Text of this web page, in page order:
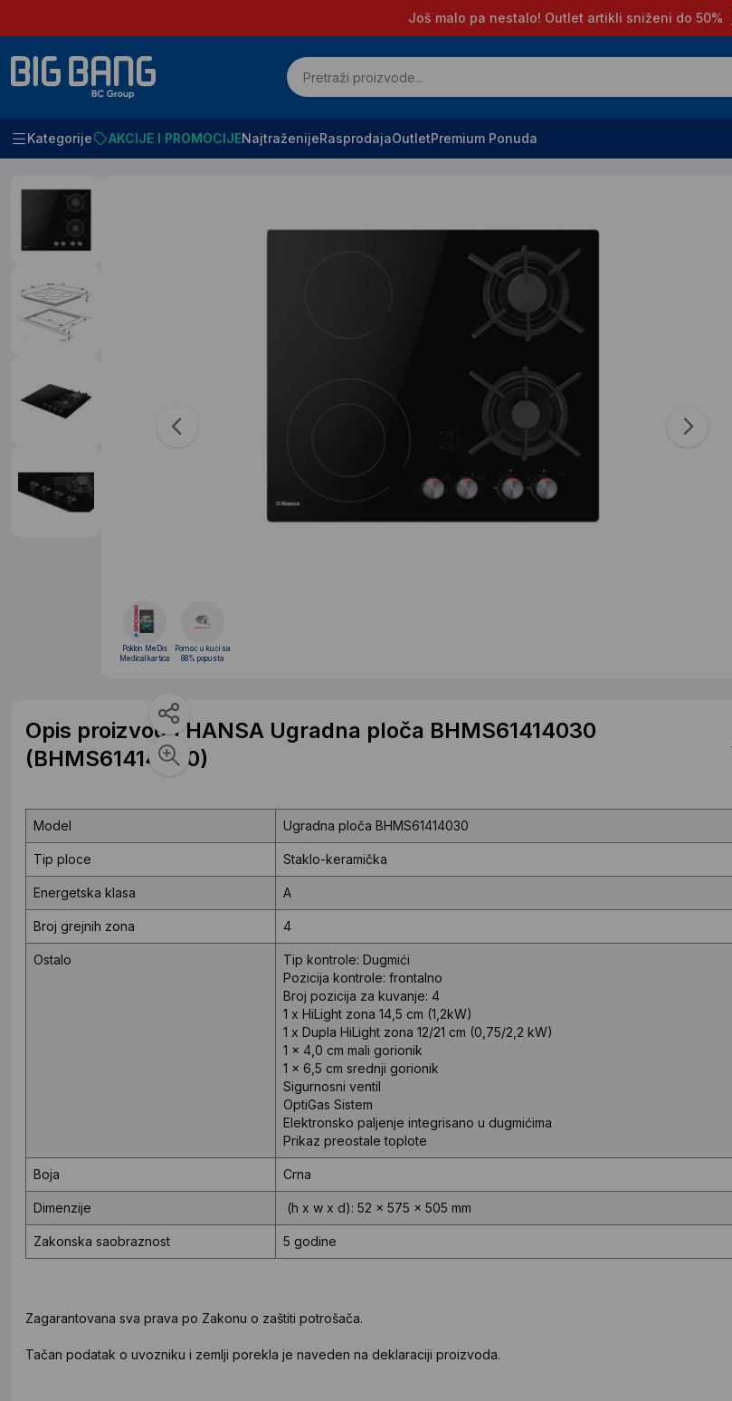
Još malo pa nestalo! Outlet artikli sniženi do 50%
Kategorije AKCIJE I PROMOCIJENajtraženijeRasprodajaOutletPremium Ponuda
Početna Bela tehnika Ugradne ploce
Poklon MeDis
Medical kartica
Pomoć u kući sa
88% popusta
Opis proizvoda HANSA Ugradna ploča BHMS61414030
(BHMS61414030)
Model Ugradna ploča BHMS61414030
Tip ploce Staklo-keramička
Energetska klasa A
Broj grejnih zona 4
Ostalo
Tip kontrole: Dugmići
Pozicija kontrole: frontalno
Broj pozicija za kuvanje: 4
1 x HiLight zona 14,5 cm (1,2kW)
1 x Dupla HiLight zona 12/21 cm (0,75/2,2 kW)
1 x 4,0 cm mali gorionik
1 x 6,5 cm srednji gorionik
Sigurnosni ventil
OptiGas Sistem
Elektronsko paljenje integrisano u dugmićima
Prikaz preostale toplote
Boja Crna
Dimenzije (h x w x d): 52 x 575 x 505 mm
Zakonska saobraznost 5 godine
Zagarantovana sva prava po Zakonu o zaštiti potrošača.
Tačan podatak o uvozniku i zemlji porekla je naveden na deklaraciji proizvoda.